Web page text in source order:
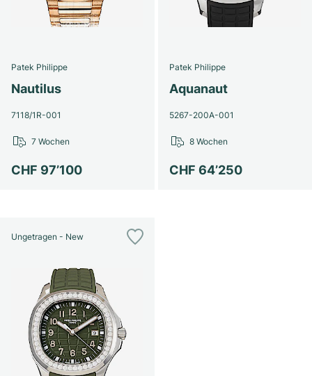
Patek Philippe
Nautilus
7118/1R-001
CHF 97’100
7 Wochen
Patek Philippe
Aquanaut
5267-200A-001
CHF 64’250
8 Wochen
Ungetragen - New